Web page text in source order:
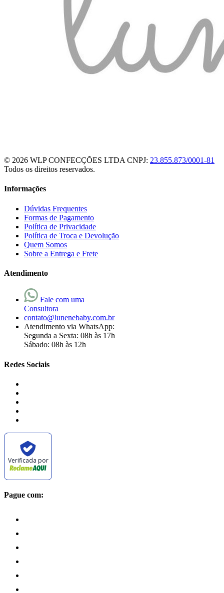
© 2026 WLP CONFECÇÕES LTDA CNPJ: 23.855.873/0001-81
Todos os direitos reservados.
Informações
Dúvidas Frequentes
Formas de Pagamento
Política de Privacidade
Política de Troca e Devolução
Quem Somos
Sobre a Entrega e Frete
Atendimento
Fale com uma
Consultora
contato@lunenebaby.com.br
Atendimento via WhatsApp:
Segunda a Sexta: 08h às 17h
Sábado: 08h às 12h
Redes Sociais
Verificada por
Pague com: